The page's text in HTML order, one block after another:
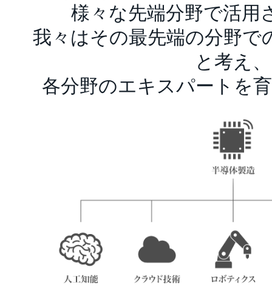
様々な先端分野で活用
我々はその最先端の分野で
と考え、
各分野のエキスパートを